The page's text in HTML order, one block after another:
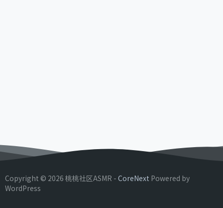
Copyright © 2026 桃桃社区ASMR - CoreNext Powered by
WordPress